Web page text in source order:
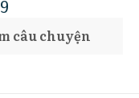
câu chuyện